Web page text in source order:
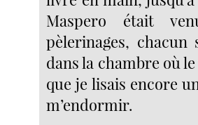
Maspero était
pèlerinages,
dans la chambre où
que je lisais encore
m’endormir.